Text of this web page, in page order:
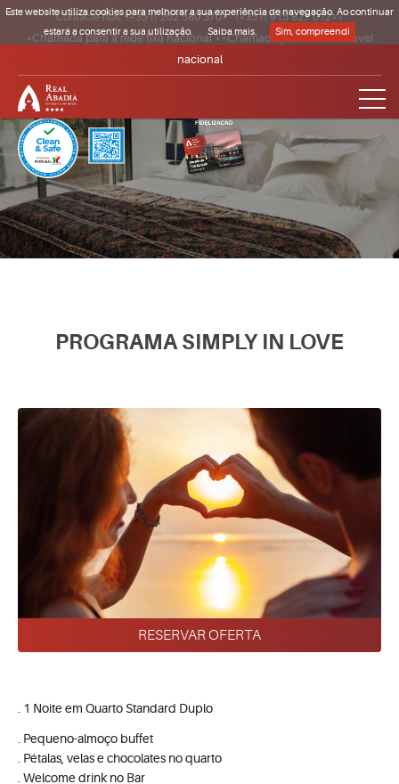
Contacte-nos:(+351) 262 580 370*·(+351) 915 827 012**
*Chamada para a rede fixa nacional **Chamada para a rede móvel
nacional
Clique para regressar à página inicial
PROGRAMA SIMPLY IN LOVE
RESERVAR OFERTA
. 1 Noite em Quarto Standard Duplo
. Pequeno-almoço buffet
. Pétalas, velas e chocolates no quarto
. Welcome drink no Bar
Este website utiliza cookies para melhorar a sua experiência de navegação. Ao continuar
estará a consentir a sua utilização.
Saiba mais. Sim, compreendi